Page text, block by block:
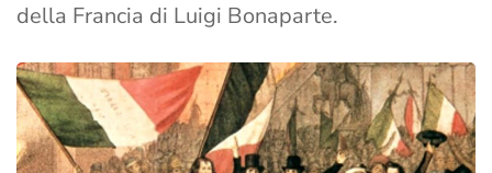
della Francia di Luigi Bonaparte.